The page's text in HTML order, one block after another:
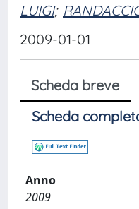
LUIGI;
2009-01-01
Scheda breve
Scheda
Anno
2009